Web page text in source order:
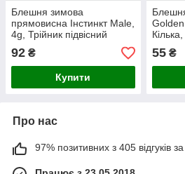
Блешня зимова
прямовисна Інстинкт Male,
4g, Трійник підвісний
Origin, Мідь, Вертикальна,
Мідь+Свинець
92 ₴
Купити
55₴
Про нас
97% позитивних з 405 відгуків за